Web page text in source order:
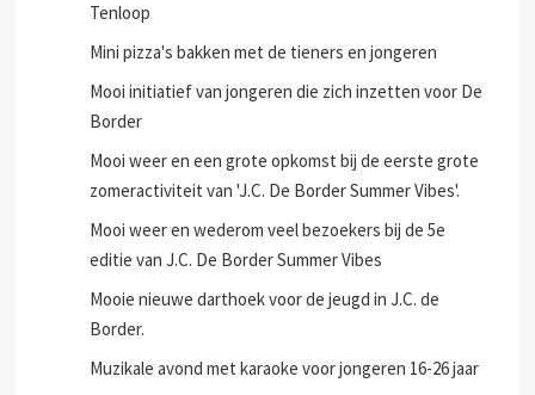
Tenloop
Mini pizza's bakken met de tieners en jongeren
Mooi initiatief van jongeren die zich inzetten voor De
Border
Mooi weer en een grote opkomst bij de eerste grote
zomeractiviteit van 'J.C. De Border Summer Vibes'.
Mooi weer en wederom veel bezoekers bij de 5e
editie van J.C. De Border Summer Vibes
Mooie nieuwe darthoek voor de jeugd in J.C. de
Border.
Muzikale avond met karaoke voor jongeren 16-26 jaar